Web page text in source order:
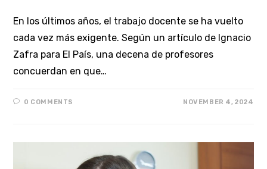
En los últimos años, el trabajo docente se ha vuelto
cada vez más exigente. Según un artículo de Ignacio
Zafra para El País, una decena de profesores
concuerdan en que…
0 COMMENTS NOVEMBER 4, 2024